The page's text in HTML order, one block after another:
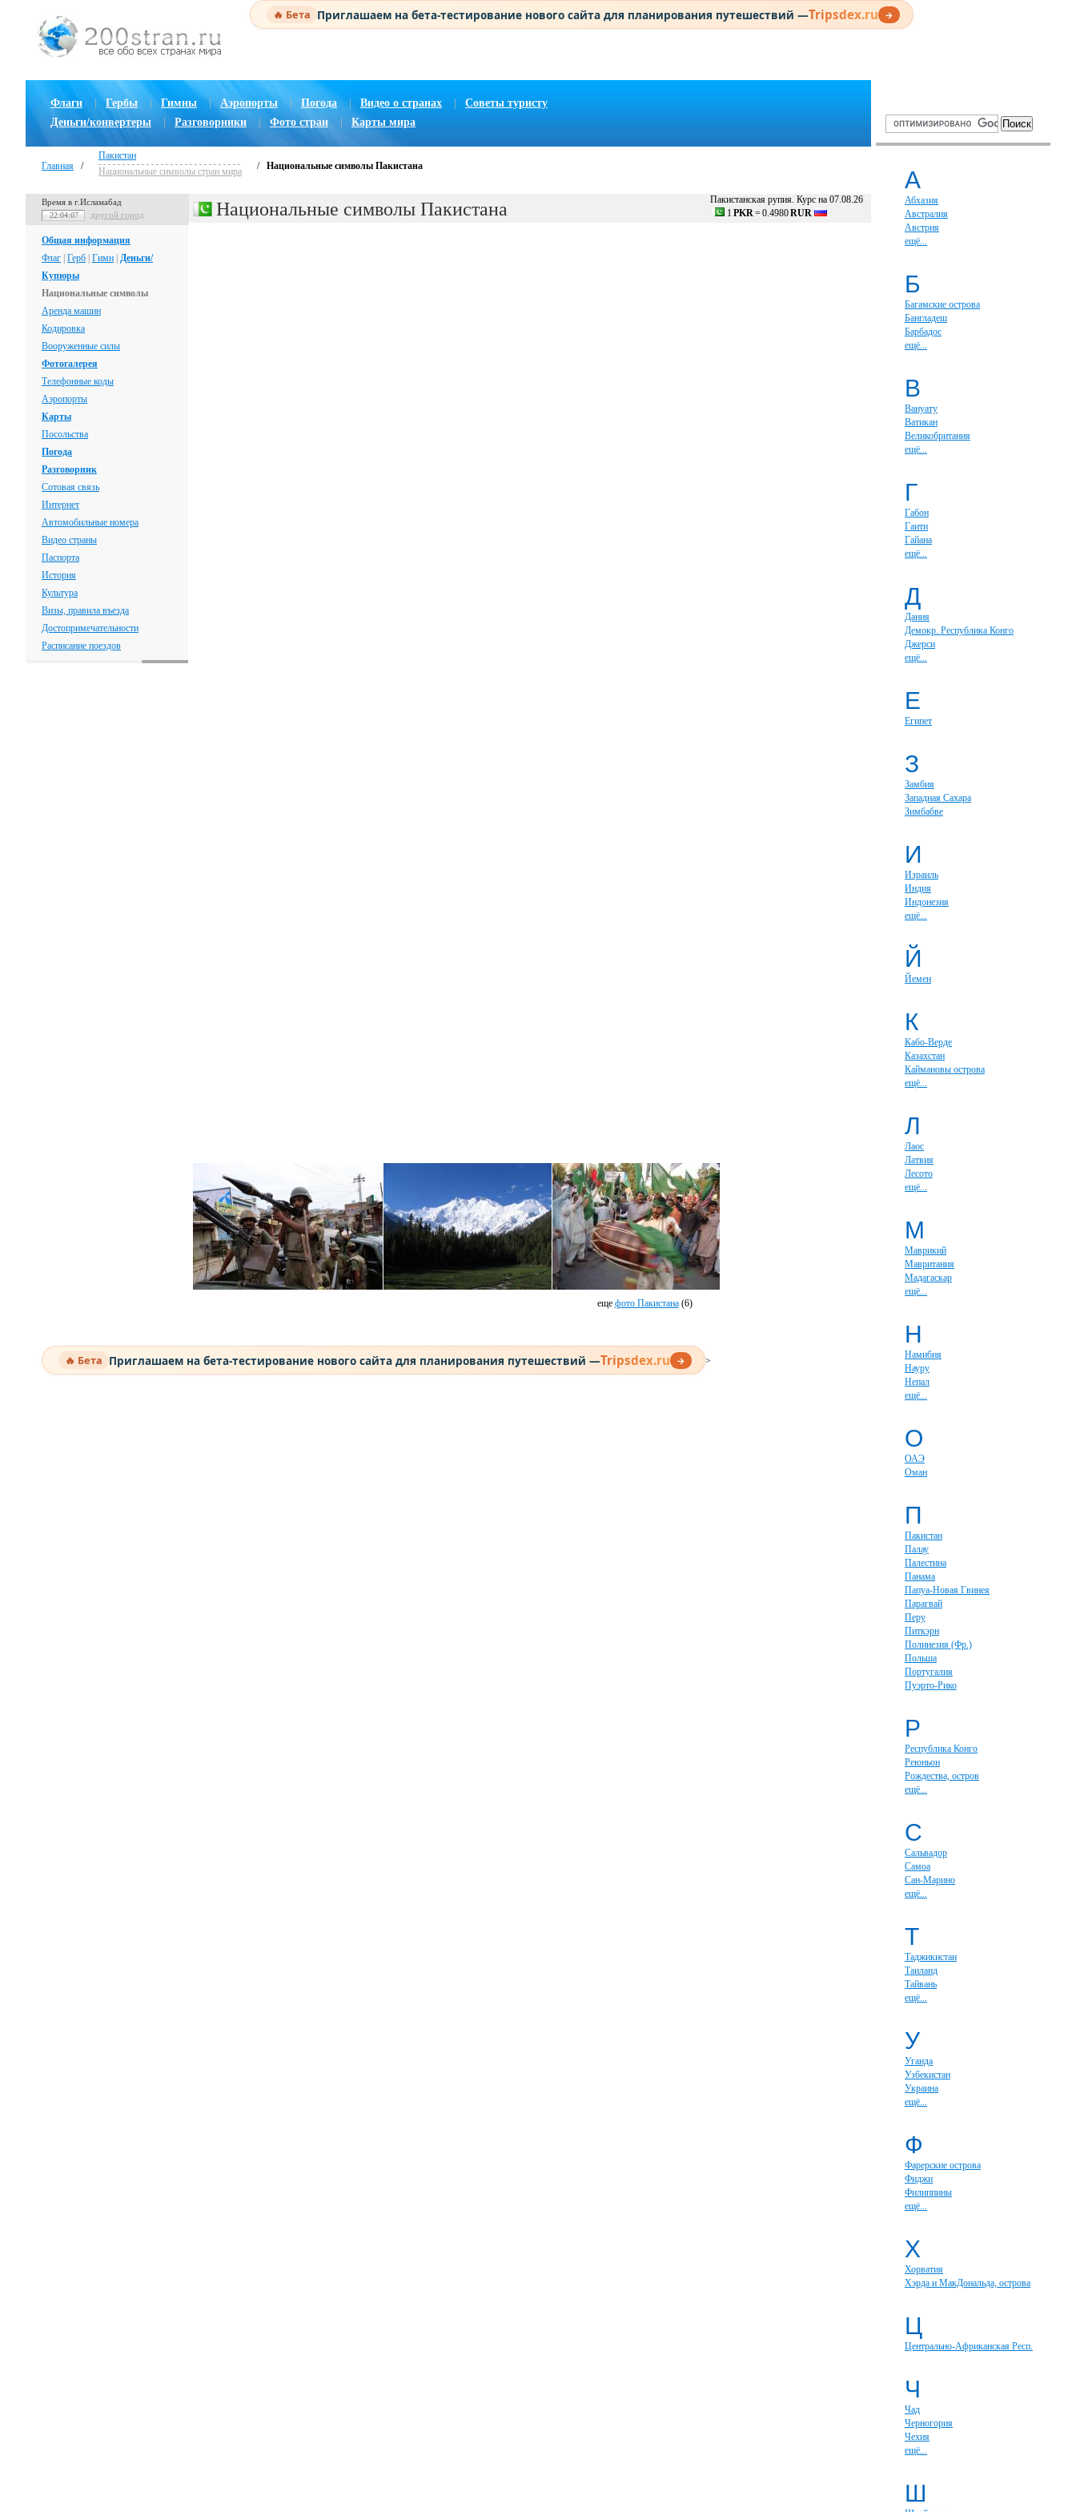
🔥 Бета Приглашаем на бета-тестирование нового сайта для планирования путешествий —Tripsdex.ru →
Флаги Гербы Гимны | Аэропорты Погода | Видео о странах
Советы туристу
Деньги/конвертеры
Разговорники Фото стран Карты мира
Главная /
Пакистан
Национальные символы стран мира
/ Национальные символы Пакистана
Время в г.Исламабад
22:04:08 другой город
Общая информация
Флаг Герб Гимн Деньги/
Купюры
Национальные символы
Аренда машин
Кодировка
Вооруженные силы
Фотогалерея
Телефонные коды
Аэропорты
Карты
Посольства
Погода
Разговорник
Сотовая связь
Интернет
Автомобильные номера
Видео страны
Паспорта
История
Культура
Визы, правила въезда
Достопримечательности
Расписание поездов
Пакистанская рупия. Курс на 07.08.26
1 PKR=0.4980RUR
Национальные символы Пакистана
еще фото Пакистана(6)
🔥 Бета Приглашаем на бета-тестирование нового сайта для планирования путешествий —Tripsdex.ru → >
А
Абхазия
Австралия
Австрия
ещё...
Б
Багамские острова
Бангладеш
Барбадос
ещё...
В
Вануату
Ватикан
Великобритания
ещё...
Г
Габон
Гаити
Гайана
ещё...
Д
Дания
Демокр. Республика Конго
Джерси
ещё...
Е
Египет
З
Замбия
Западная Сахара
Зимбабве
И
Израиль
Индия
Индонезия
ещё...
Й
Йемен
К
Кабо-Верде
Казахстан
Каймановы острова
ещё...
Л
Лаос
Латвия
Лесото
ещё...
М
Маврикий
Мавритания
Мадагаскар
ещё...
Н
Намибия
Науру
Непал
ещё...
О
ОАЭ
Оман
П
Пакистан
Палау
Палестина
Панама
Папуа-Новая Гвинея
Парагвай
Перу
Питкэрн
Полинезия (Фр.)
Польша
Португалия
Пуэрто-Рико
Р
Республика Конго
Реюньон
Рождества, остров
ещё...
С
Сальвадор
Самоа
Сан-Марино
ещё...
Т
Таджикистан
Таиланд
Тайвань
ещё...
У
Уганда
Узбекистан
Украина
ещё...
Ф
Фарерские острова
Фиджи
Филиппины
ещё...
Х
Хорватия
Хэрда и МакДональда, острова
Ц
Центрально-Африканская Респ.
Ч
Чад
Черногория
Чехия
ещё...
Ш